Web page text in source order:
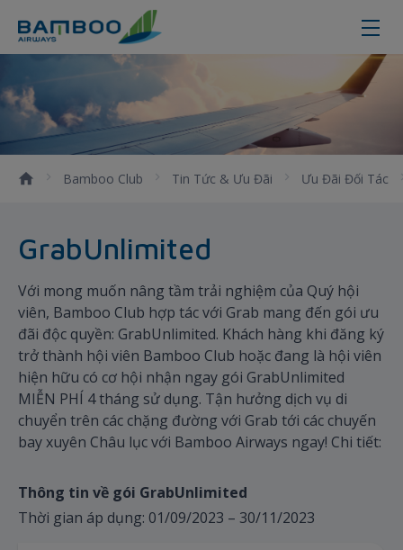
GrabUnlimited
Bamboo Club Tin Tức & Ưu Đãi Ưu Đãi Đối Tác
GrabUnlimited
Với mong muốn nâng tầm trải nghiệm của Quý hội
viên, Bamboo Club hợp tác với Grab mang đến gói ưu
đãi độc quyền: GrabUnlimited. Khách hàng khi đăng ký
trở thành hội viên Bamboo Club hoặc đang là hội viên
hiện hữu có cơ hội nhận ngay gói GrabUnlimited
MIỄN PHÍ 4 tháng sử dụng. Tận hưởng dịch vụ di
chuyển trên các chặng đường với Grab tới các chuyến
bay xuyên Châu lục với Bamboo Airways ngay! Chi tiết:
Thông tin về gói GrabUnlimited
Thời gian áp dụng: 01/09/2023 – 30/11/2023